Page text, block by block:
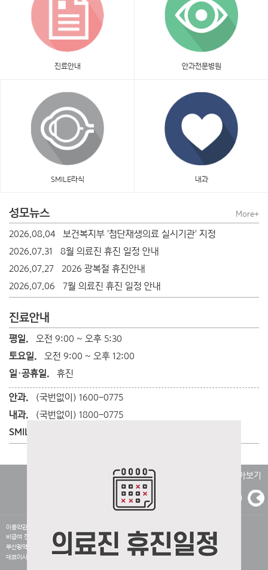
진료안내 안과전문병원
SMILE라식 내과
성모뉴스 More+
2026.08.04
보건복지부 '첨단재생의료 실시기관' 지정
2026.07.31
8월 의료진 휴진 일정 안내
2026.07.27
2026 광복절 휴진안내
2026.07.06
7월 의료진 휴진 일정 안내
진료안내
평일.
오전 9:00 ~ 오후 5:30
토요일.
오전 9:00 ~ 오후 12:00
일·공휴일.
휴진
안과.
(국번없이) 1600-0775
내과.
(국번없이) 1800-0775
SMILE 라식.
병원소식 받아보기
이용약관
비급여 진료비안내
환자의 권리와 의무 사이트맵
ADMIN
부산광역시 해운대구 해운대로 409 부산성모안과병원
사업자 상호명 : 세광의료재단
대표이사 : 이옥희
사업자등록번호 : 618 82 03196